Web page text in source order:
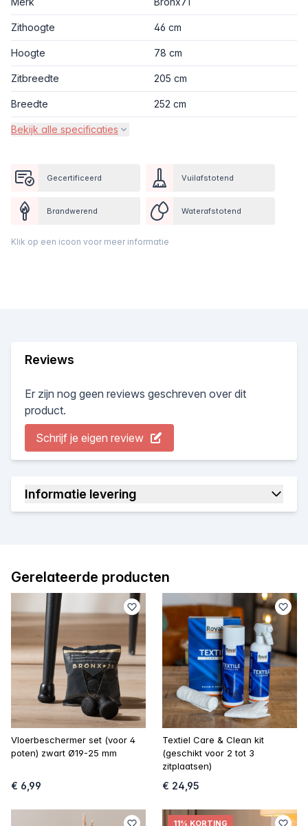
Zithoogte 46 cm
Hoogte 78 cm
Zitbreedte 205 cm
Breedte 252 cm
Bekijk alle specificaties
Gecertificeerd Vuilafstotend
Brandwerend Waterafstotend
Klik op een icoon voor meer informatie
Reviews
Er zijn nog geen reviews geschreven over dit
product.
Schrijf je eigen review
Informatie levering
Gerelateerde producten
Vloerbeschermer set (voor 4
poten) zwart Ø19-25 mm
€ 6,99
Textiel Care & Clean kit
(geschikt voor 2 tot 3
zitplaatsen)
€ 24,95
11% KORTING